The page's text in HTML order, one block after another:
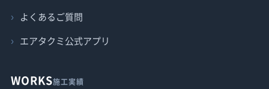
よくあるご質問
エアタクミ公式アプリ
WORKS施工実績